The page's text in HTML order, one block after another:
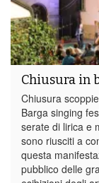
Chiusura in
Chiusura
Barga singing
serate di lirica e
sono riusciti a
questa
pubblico delle